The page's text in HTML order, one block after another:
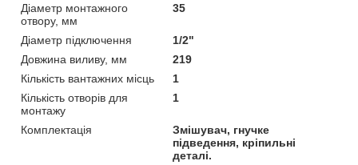
Діаметр монтажного
отвору, мм
35
Діаметр підключення
1/2"
Довжина виливу, мм
219
Кількість вантажних місць
1
Кількість отворів для
монтажу
1
Комплектація
Змішувач, гнучке
підведення, кріпильні
деталі.